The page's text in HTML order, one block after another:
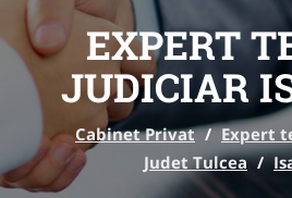
EXPERT
JUDICIAR
Cabinet Privat / Expert
Judet Tulcea /